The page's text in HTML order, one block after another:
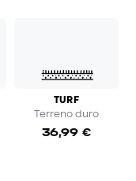
TURF
Terreno duro
36,99 €